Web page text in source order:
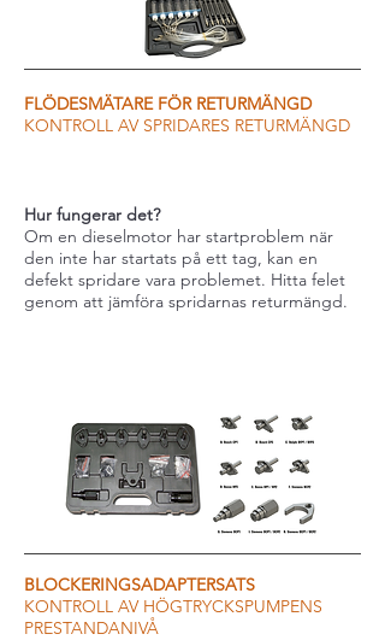
Hur fungerar det?
Om en dieselmotor har startproblem när
den inte har startats på ett tag, kan en
defekt spridare vara problemet. Hitta felet
genom att jämföra spridarnas returmängd.
FLÖDESMÄTARE FÖR RETURMÄNGD
KONTROLL AV SPRIDARES RETURMÄNGD
BLOCKERINGSADAPTERSATS
KONTROLL AV HÖGTRYCKSPUMPENS
PRESTANDANIVÅ